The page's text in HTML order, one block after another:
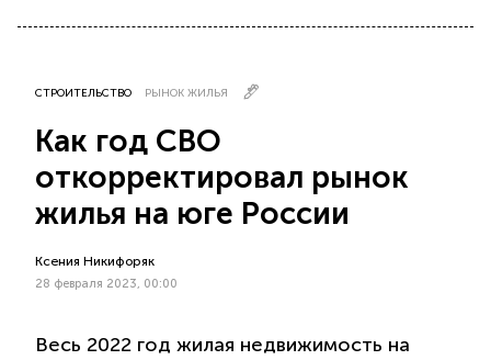
СТРОИТЕЛЬСТВО РЫНОК ЖИЛЬЯ
Как год СВО
откорректировал рынок
жилья на юге России
Ксения Никифоряк
28 февраля 2023, 00:00
Весь 2022 год жилая недвижимость на